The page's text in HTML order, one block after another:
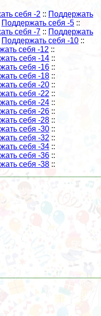
себя -2 :: Поддержать
Поддержать себя -5 ::
себя -7 :: Поддержать
Поддержать себя -10 ::
себя -12 ::
себя -14 ::
себя -16 ::
себя -18 ::
себя -20 ::
себя -22 ::
себя -24 ::
себя -26 ::
себя -28 ::
себя -30 ::
себя -32 ::
себя -34 ::
себя -36 ::
себя -38 ::